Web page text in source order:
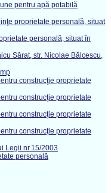
pentru apă potabilă
proprietate personală, situat
personală, situat în
Sărat, str. Nicolae Bălcescu,
construcţie proprietate
construcţie proprietate
construcţie proprietate
construcţie proprietate
Legii nr.15/2003
personală